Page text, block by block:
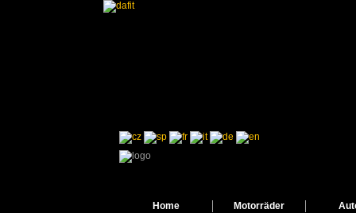
Home Motorräder